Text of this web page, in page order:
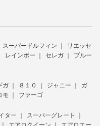
スーパードルフィン
リエッセ
レインボー セレガ
ブルー
ガ ８１０ ジャニー
ガ
モ
ファーゴ
ター
スーパーグレート